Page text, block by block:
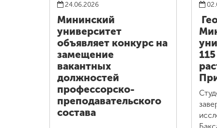
24.06.2026
Мининский
университет
объявляет конкурс на
замещение
вакантных
должностей
профессорско-
преподавательского
состава